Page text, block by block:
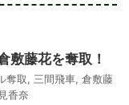
敷藤花を奪取！
奪取, 三間飛車, 倉敷藤
香奈